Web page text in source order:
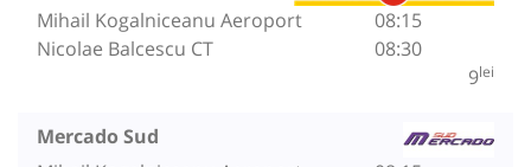
Mihail Kogalniceanu Aeroport
Nicolae Balcescu CT
08:15
08:30
9lei
Mercado Sud